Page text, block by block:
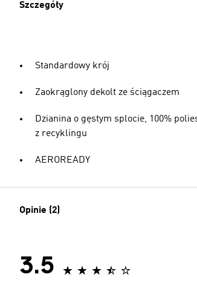
Szczegóły
Standardowy krój
Zaokrąglony dekolt ze ściągaczem
Dzianina o gęstym splocie, 100%
z recyklingu
AEROREADY
Opinie (2)
3.5